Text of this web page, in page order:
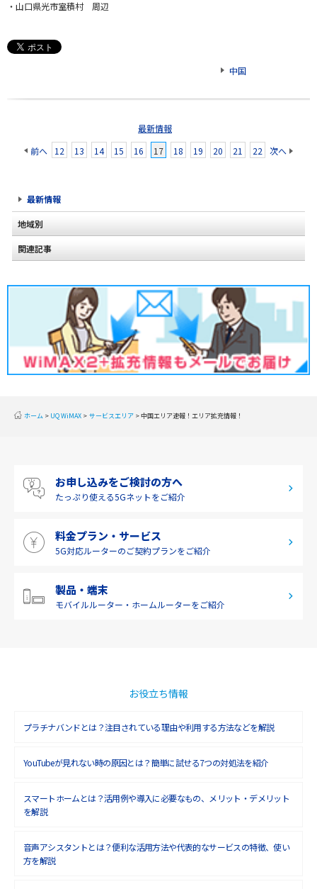
・山口県光市室積村 周辺
中国
最新情報
前へ
12 13 14 15 16 17 18 19 20 21 22 次へ
最新情報
地域別
北海道
甲信越
北陸
九州・沖縄
関連記事
ホーム UQ WiMAX サービスエリア 中国エリア速報！エリア拡充情報！
お申し込みをご検討の方へ
たっぷり使える5Gネットをご紹介
料金プラン・サービス
5G対応ルーターのご契約プランをご紹介
製品・端末
モバイルルーター・ ホームルーターをご紹介
お役立ち情報
プラチナバンドとは？注目されている理由や利用する方法などを解説
YouTubeが見れない時の原因とは？簡単に試せる7つの対処法を紹介
スマートホームとは？活用例や導入に必要なもの、メリット・デメリット
を解説
音声アシスタントとは？便利な活用方法や代表的なサービスの特徴、使い
方を解説